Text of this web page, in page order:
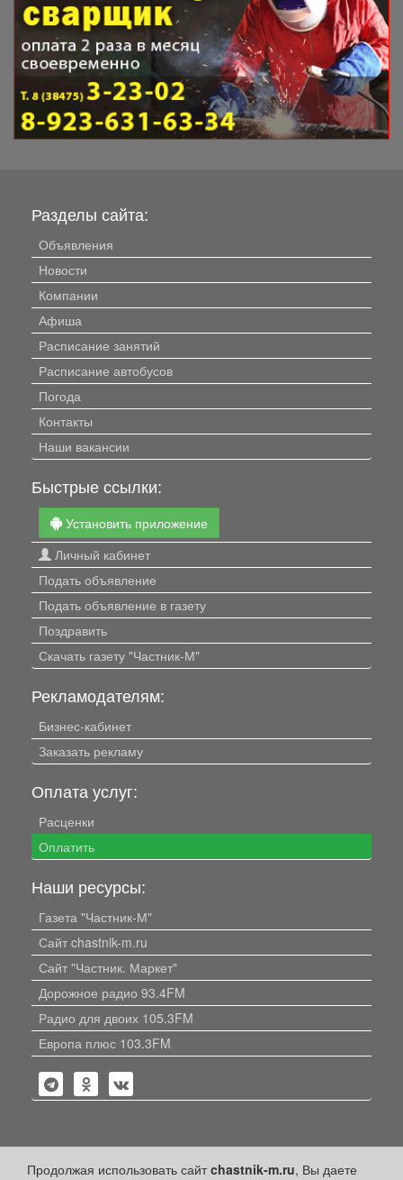
Продолжая использовать сайтchastnik-m.ru, Вы даете
Разделы сайта:
Объявления
Новости
Компании
Афиша
Расписание занятий
Расписание автобусов
Погода
Контакты
Наши вакансии
Быстрые ссылки:
Установить приложение
Личный кабинет
Подать объявление
Подать объявление в газету
Поздравить
Скачать газету "Частник-М"
Рекламодателям:
Бизнес-кабинет
Заказать рекламу
Оплата услуг:
Расценки
Оплатить
Наши ресурсы:
Газета "Частник-М"
Сайт chastnik-m.ru
Сайт "Частник. Маркет"
Дорожное радио 93.4FM
Радио для двоих 105.3FM
Европа плюс 103.3FM
Политика конфиденциальности